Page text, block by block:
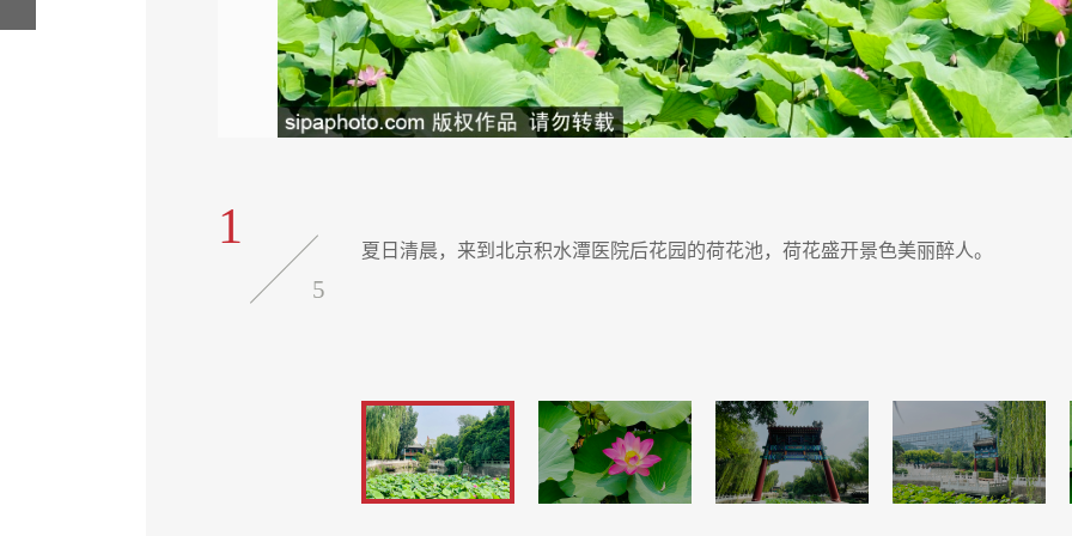
1
5
夏日清晨，来到北京积水潭医院后花园的荷花池，荷花盛开景色美丽醉人。